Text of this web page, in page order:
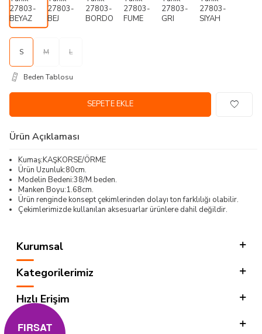
S M L
Beden Tablosu
SEPETE EKLE
Ürün Açıklaması
Kumaş:KAŞKORSE/ÖRME
Ürün Uzunluk:80cm.
Modelin Bedeni:38/M beden.
Manken Boyu:1.68cm.
Ürün renginde konsept çekimlerinden dolayı ton farklılığı olabilir.
Çekimlerimizde kullanılan aksesuarlar ürünlere dahil değildir.
Kurumsal
Kategorilerimiz
Hızlı Erişim
Sosyal
FIRSAT